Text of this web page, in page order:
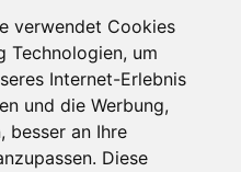
verwendet Cookies
Technologien, um
Internet-Erlebnis
und die Werbung,
besser an Ihre
Diese
Gewerbetreibende